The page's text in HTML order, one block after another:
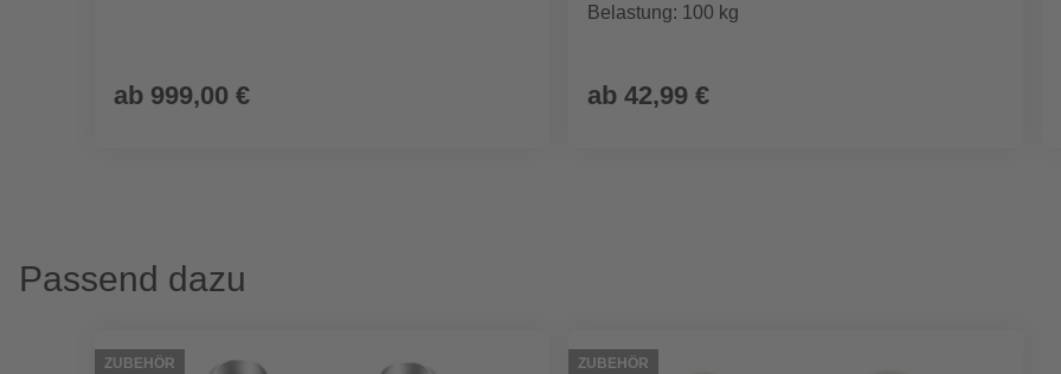
ab 999,00 €
Belastung: 100 kg
ab 42,99 €
Passend dazu
ZUBEHÖR ZUBEHÖR